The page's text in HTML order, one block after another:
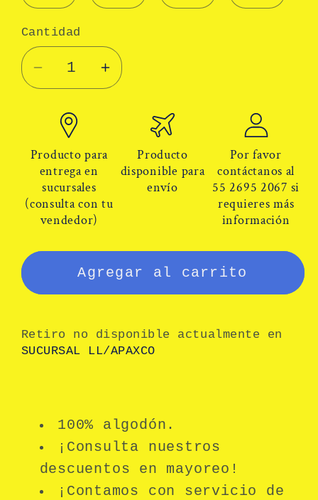
Cantidad
Cantidad
Reducir
cantidad
para
Camisola
gabardina
naranja
100%
algodón,
cuello
y
amarillo
Aumentar
cantidad
Camisola
gabardina
naranja
algodón,
y
puño
amarillo
Producto para
entrega en
sucursales
(consulta con tu
vendedor)
Producto
disponible para
envío
Por favor
contáctanos al
55 2695 2067 si
requieres más
información
Agregar al carrito
Retiro no disponible actualmente en
SUCURSAL LL/APAXCO
100% algodón.
¡Consulta nuestros
descuentos en mayoreo!
¡Contamos con servicio de